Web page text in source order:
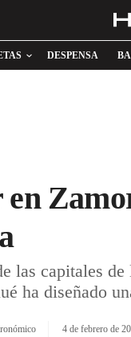
DESPENSA
en
las capitales
ha diseñado
4 de febrero de